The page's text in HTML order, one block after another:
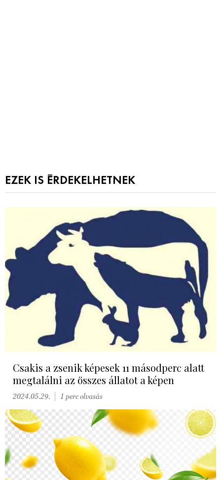
EZEK IS ÉRDEKELHETNEK
Csakis a zsenik képesek 11 másodperc alatt
megtalálni az összes állatot a képen
2024.05.29. 1 perc olvasás